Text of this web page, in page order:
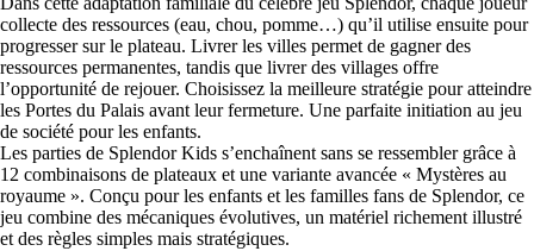
collecte des ressources (eau, chou, pomme…) qu’il utilise ensuite pour
progresser sur le plateau. Livrer les villes permet de gagner des
ressources permanentes, tandis que livrer des villages offre
l’opportunité de rejouer. Choisissez la meilleure stratégie pour atteindre
les Portes du Palais avant leur fermeture. Une parfaite initiation au jeu
de société pour les enfants.
Les parties de Splendor Kids s’enchaînent sans se ressembler grâce à
12 combinaisons de plateaux et une variante avancée « Mystères au
royaume ». Conçu pour les enfants et les familles fans de Splendor, ce
jeu combine des mécaniques évolutives, un matériel richement illustré
et des règles simples mais stratégiques.